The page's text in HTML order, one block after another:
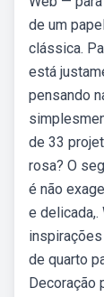
de um
clássica.
está
pensando
de 33
rosa? O
é não
e
de quarto
Decoração